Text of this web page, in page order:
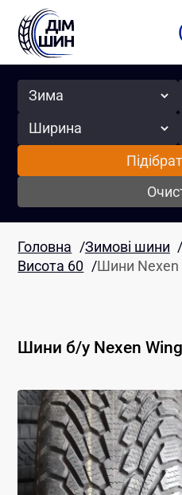
Сезон
Ширина
Головна /Зимові шини /
Висота 60 /Шини Nexen
Шини б/у Nexen